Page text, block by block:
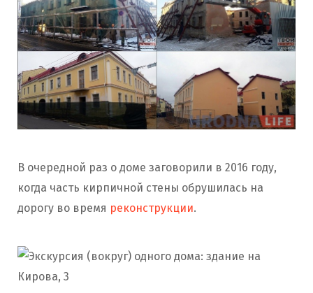
В очередной раз о доме заговорили в 2016 году,
когда часть кирпичной стены обрушилась на
дорогу во время реконструкции.